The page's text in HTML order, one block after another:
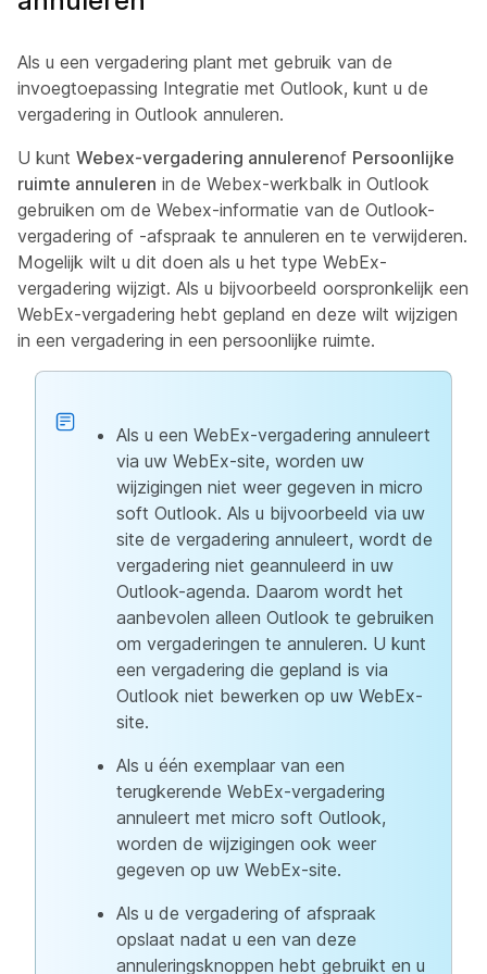
Als u een vergadering plant met gebruik van de
invoegtoepassing Integratie met Outlook, kunt u de
vergadering in Outlook annuleren.
U kunt Webex-vergadering annulerenof Persoonlijke
ruimte annuleren in de Webex-werkbalk in Outlook
gebruiken om de Webex-informatie van de Outlook-
vergadering of -afspraak te annuleren en te verwijderen.
Mogelijk wilt u dit doen als u het type WebEx-
vergadering wijzigt. Als u bijvoorbeeld oorspronkelijk een
WebEx-vergadering hebt gepland en deze wilt wijzigen
in een vergadering in een persoonlijke ruimte.
Als u een WebEx-vergadering annuleert
via uw WebEx-site, worden uw
wijzigingen niet weer gegeven in micro
soft Outlook. Als u bijvoorbeeld via uw
site de vergadering annuleert, wordt de
vergadering niet geannuleerd in uw
Outlook-agenda. Daarom wordt het
aanbevolen alleen Outlook te gebruiken
om vergaderingen te annuleren. U kunt
een vergadering die gepland is via
Outlook niet bewerken op uw WebEx-
site.
Als u één exemplaar van een
terugkerende WebEx-vergadering
annuleert met micro soft Outlook,
worden de wijzigingen ook weer
gegeven op uw WebEx-site.
Als u de vergadering of afspraak
opslaat nadat u een van deze
annuleringsknoppen hebt gebruikt en u